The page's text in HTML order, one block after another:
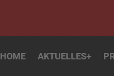
HOME AKTUELLES+